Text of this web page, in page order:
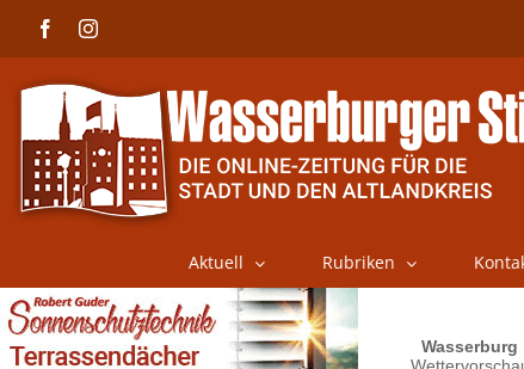
FacebookInstagram
Aktuell Rubriken